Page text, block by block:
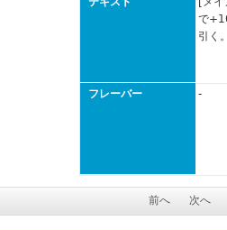
で
引く。
フレーバー -
前へ 次へ